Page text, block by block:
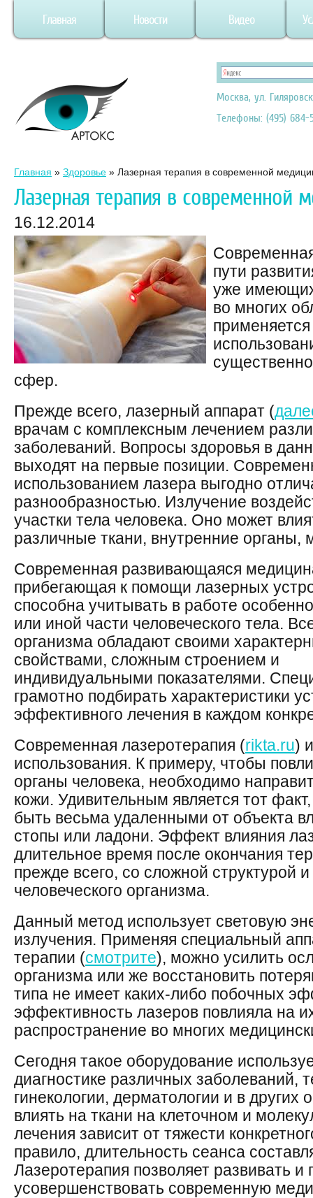
Главная Новости Видео
Москва, ул.
Телефоны: (495) 684-
Главная » Здоровье » Лазерная терапия в современной
Лазерная терапия в современной
16.12.2014
пути
уже
во многих
сфер.
Прежде всего, лазерный аппарат (
врачам с комплексным лечением
заболеваний. Вопросы здоровья в
выходят на первые позиции.
использованием лазера выгодно
разнообразностью. Излучение
участки тела человека. Оно может
различные ткани, внутренние
Современная развивающаяся
прибегающая к помощи лазерных
способна учитывать в работе
или иной части человеческого тела.
организма обладают своими
свойствами, сложным строением и
индивидуальными показателями.
грамотно подбирать характеристики
эффективного лечения в каждом
Современная лазеротерапия (rikta.ru)
использования. К примеру, чтобы
органы человека, необходимо
кожи. Удивительным является тот
быть весьма удаленными от объекта
стопы или ладони. Эффект влияния
длительное время после окончания
прежде всего, со сложной структурой
человеческого организма.
Данный метод использует световую
излучения. Применяя специальный
терапии (смотрите), можно усилить
организма или же восстановить
типа не имеет каких-либо побочных
эффективность лазеров повлияла на
распространение во многих
Сегодня такое оборудование
диагностике различных заболеваний,
гинекологии, дерматологии и в других
влиять на ткани на клеточном и
лечения зависит от тяжести
правило, длительность сеанса
Лазеротерапия позволяет развивать и
усовершенствовать современную